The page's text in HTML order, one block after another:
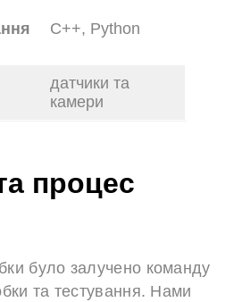
C++, Python
датчики та
камери
процес
було залучено команду
та тестування. Нами